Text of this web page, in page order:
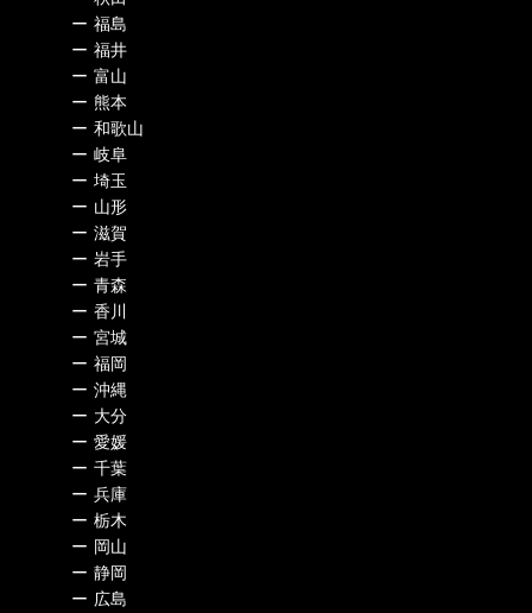
ー 福島
ー 福井
ー 富山
ー 熊本
ー 和歌山
ー 岐阜
ー 埼玉
ー 山形
ー 滋賀
ー 岩手
ー 青森
ー 香川
ー 宮城
ー 福岡
ー 沖縄
ー 大分
ー 愛媛
ー 千葉
ー 兵庫
ー 栃木
ー 岡山
ー 静岡
ー 広島